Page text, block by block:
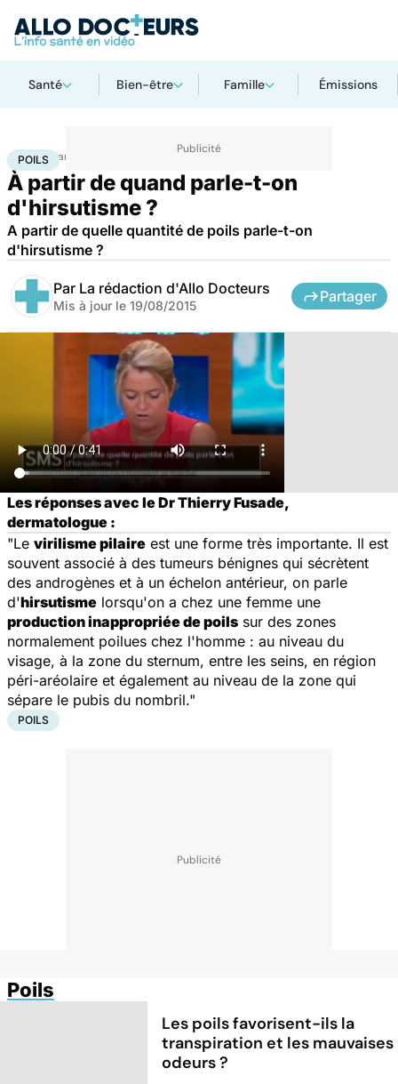
Santé Bien-être Famille Émissions
Accueil Santé
POILS
À partir de quand parle-t-on
d'hirsutisme ?
A partir de quelle quantité de poils parle-t-on
d'hirsutisme ?
Par La rédaction d'Allo Docteurs
Mis à jour le 19/08/2015
Partager
Les réponses avec le Dr Thierry Fusade,
dermatologue :
"Le virilisme pilaire est une forme très importante. Il est
souvent associé à des tumeurs bénignes qui sécrètent
des androgènes et à un échelon antérieur, on parle
d'hirsutisme lorsqu'on a chez une femme une
production inappropriée de poils sur des zones
normalement poilues chez l'homme : au niveau du
visage, à la zone du sternum, entre les seins, en région
péri-aréolaire et également au niveau de la zone qui
sépare le pubis du nombril."
POILS
Poils
Les poils favorisent-ils la
transpiration et les mauvaises
odeurs ?